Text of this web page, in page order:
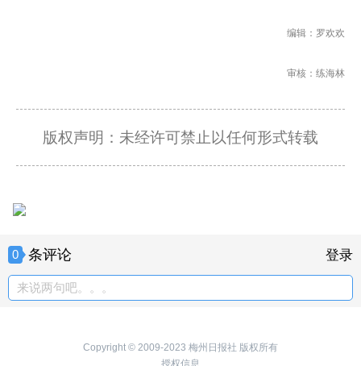
编辑：罗欢欢
审核：练海林
版权声明：未经许可禁止以任何形式转载
0 条评论 登录
来说两句吧。。。
Copyright © 2009-2023 梅州日报社 版权所有
授权信息